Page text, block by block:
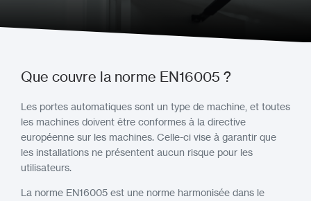
Que couvre la norme EN16005 ?
Les portes automatiques sont un type de machine, et toutes
les machines doivent être conformes à la directive
européenne sur les machines. Celle-ci vise à garantir que
les installations ne présentent aucun risque pour les
utilisateurs.
La norme EN16005 est une norme harmonisée dans le